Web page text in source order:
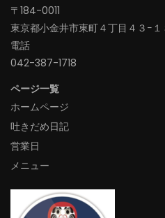
〒184-0011
東京都小金井市東町４丁目４３−１
電話
042-387-1718‬
ページ一覧
ホームページ
吐きだめ日記
営業日
メニュー